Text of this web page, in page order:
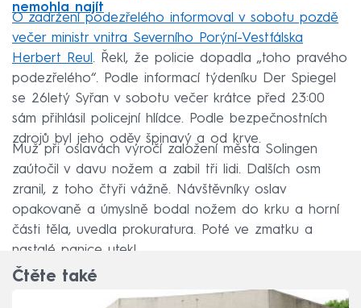
nemohla najít
O zadržení podezřelého informoval v sobotu pozdě
večer ministr vnitra Severního Porýní-Vestfálska
Herbert Reul . Řekl, že policie dopadla „toho pravého
podezřelého“. Podle informací týdeníku Der Spiegel
se 26letý Syřan v sobotu večer krátce před 23:00
sám přihlásil policejní hlídce. Podle bezpečnostních
zdrojů byl jeho oděv špinavý a od krve.
Muž při oslavách výročí založení města Solingen
zaútočil v davu nožem a zabil tři lidi. Dalších osm
zranil, z toho čtyři vážně. Návštěvníky oslav
opakovaně a úmyslně bodal nožem do krku a horní
části těla, uvedla prokuratura. Poté ve zmatku a
nastalé panice utekl.
Čtěte také